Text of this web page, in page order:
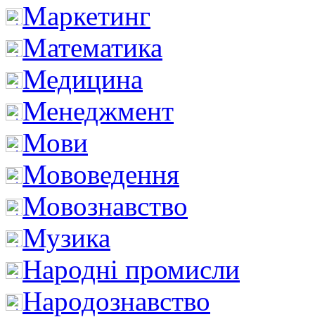
Маркетинг
Математика
Медицина
Менеджмент
Мови
Мововедення
Мовознавство
Музика
Народні промисли
Народознавство